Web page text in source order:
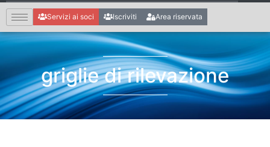
Servizi ai soci Iscriviti Area riservata
griglie di rilevazione